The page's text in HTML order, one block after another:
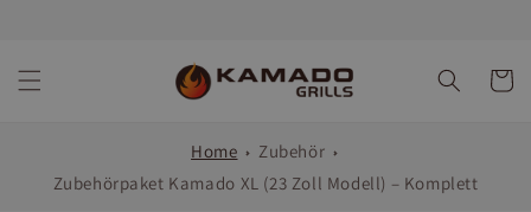
Home
Zubehör
Zubehörpaket Kamado XL (23 Zoll Modell) – Komplett